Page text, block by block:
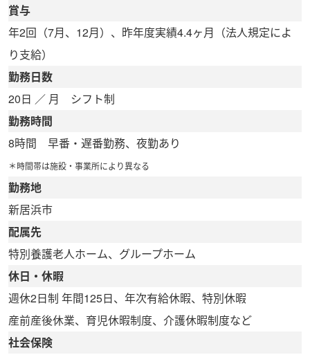
賞与
年2回（7月、12月）、昨年度実績4.4ヶ月（法人規定によ
り支給）
勤務日数
20日 ／ 月 シフト制
勤務時間
8時間 早番・遅番勤務、夜勤あり
＊時間帯は施設・事業所により異なる
勤務地
新居浜市
配属先
特別養護老人ホーム、グループホーム
休日・休暇
週休2日制 年間125日、年次有給休暇、特別休暇
産前産後休業、育児休暇制度、介護休暇制度など
社会保険